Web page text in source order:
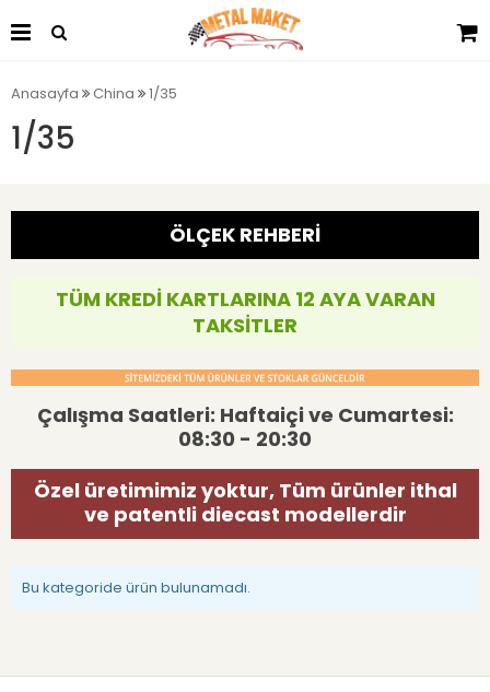
Anasayfa China 1/35
1/35
ÖLÇEK REHBERİ
TÜM KREDİ KARTLARINA 12 AYA VARAN
TAKSİTLER
Çalışma Saatleri: Haftaiçi ve Cumartesi:
08:30 - 20:30
Özel üretimimiz yoktur, Tüm ürünler ithal
ve patentli diecast modellerdir
Bu kategoride ürün bulunamadı.